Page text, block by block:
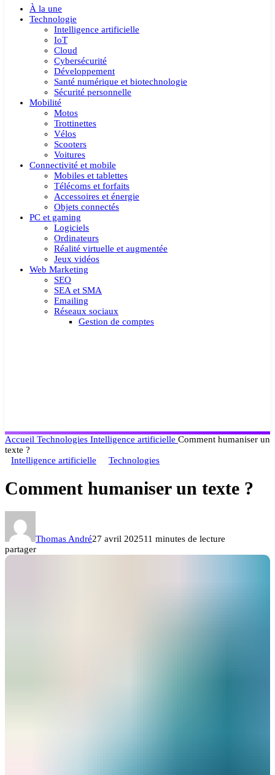
À la une
Technologie
Intelligence artificielle
IoT
Cloud
Cybersécurité
Développement
Santé numérique et biotechnologie
Sécurité personnelle
Mobilité
Motos
Trottinettes
Vélos
Scooters
Voitures
Connectivité et mobile
Mobiles et tablettes
Télécoms et forfaits
Accessoires et énergie
Objets connectés
PC et gaming
Logiciels
Ordinateurs
Réalité virtuelle et augmentée
Jeux vidéos
Web Marketing
SEO
SEA et SMA
Emailing
Réseaux sociaux
Gestion de comptes
Accueil Technologies Intelligence artificielle Comment humaniser un
texte ?
Intelligence artificielle
Technologies
Comment humaniser un texte ?
Thomas André27 avril 202511 minutes de lecture
partager